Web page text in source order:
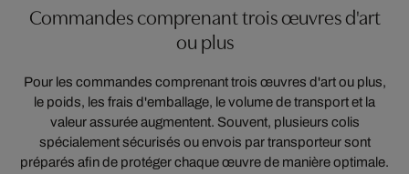
Commandes comprenant trois œuvres d'art
ou plus
Pour les commandes comprenant trois œuvres d'art ou plus,
le poids, les frais d'emballage, le volume de transport et la
valeur assurée augmentent. Souvent, plusieurs colis
spécialement sécurisés ou envois par transporteur sont
préparés afin de protéger chaque œuvre de manière optimale.